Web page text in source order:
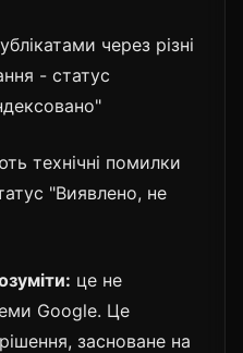
через різні
- статус
технічні помилки
"Виявлено, не
це не
Google. Це
засноване на